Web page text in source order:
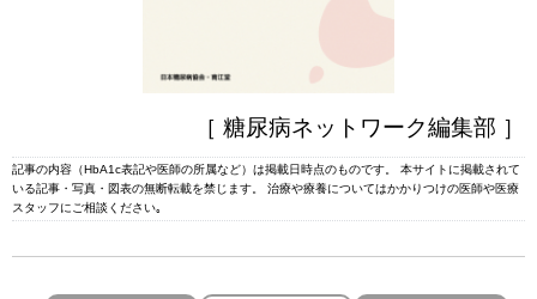
［ 糖尿病ネットワーク編集部 ］
記事の内容（HbA1c表記や医師の所属など）は掲載日時点のものです。 本サイトに掲載されて
いる記事・写真・図表の無断転載を禁じます。 治療や療養についてはかかりつけの医師や医療
スタッフにご相談ください｡